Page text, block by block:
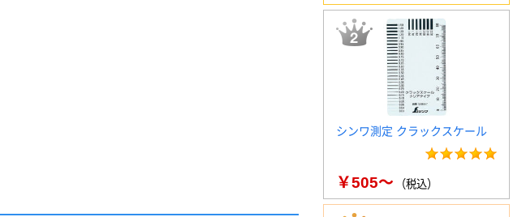
シンワ測定 クラックスケール
￥505～ （税込）